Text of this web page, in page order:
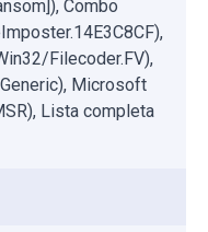
Combo
Filecoder.FV),
Microsoft
Lista completa